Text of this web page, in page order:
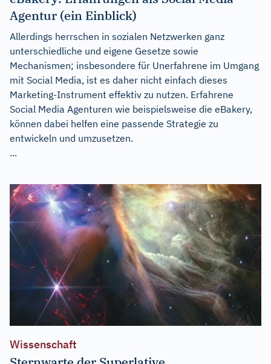
Agentur (ein Einblick)
Allerdings herrschen in sozialen Netzwerken ganz
unterschiedliche und eigene Gesetze sowie
Mechanismen; insbesondere für Unerfahrene im Umgang
mit Social Media, ist es daher nicht einfach dieses
Marketing-Instrument effektiv zu nutzen. Erfahrene
Social Media Agenturen wie beispielsweise die eBakery,
können dabei helfen eine passende Strategie zu
entwickeln und umzusetzen.
...
Wissenschaft